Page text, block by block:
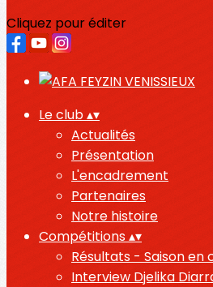
Cliquez pour éditer
Le club▴▾
Actualités
Présentation
L'encadrement
Partenaires
Notre histoire
Compétitions▴▾
Résultats - Saison en
Interview Djelika